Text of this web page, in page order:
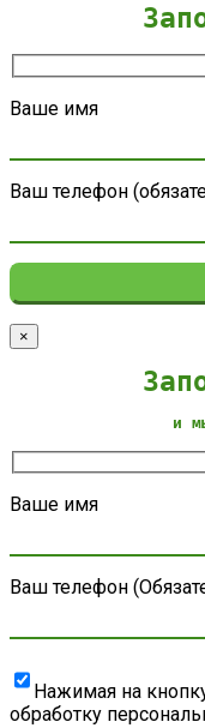
Ваше имя
Ваш телефон
×
и
Ваше имя
Ваш телефон
Нажимая на
обработку